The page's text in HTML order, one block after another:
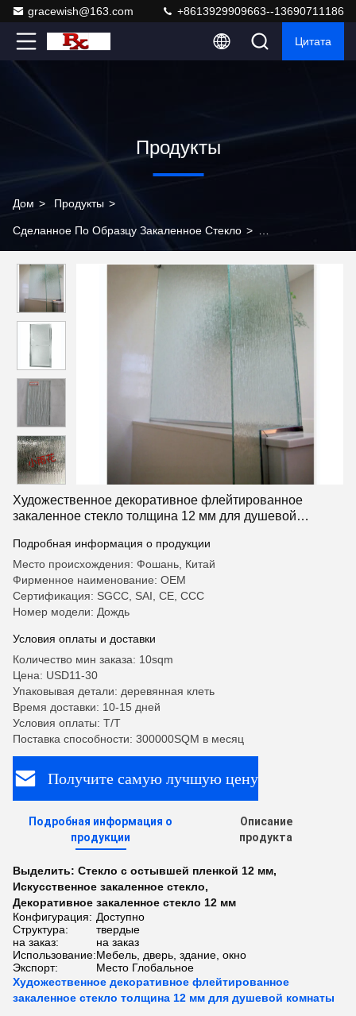
gracewish@163.com +8613929909663--13690711186
Цитата
Продукты
Дом > Продукты >
Сделанное По Образцу Закаленное Стекло >
стекло толщина 12 мм для душевой комнаты
Художественное декоративное флейтированное
закаленное стекло толщина 12 мм для душевой
Подробная информация о продукции
Место происхождения: Фошань, Китай
Фирменное наименование: OEM
Сертификация: SGCC, SAI, CE, CCC
Номер модели: Дождь
Условия оплаты и доставки
Количество мин заказа: 10sqm
Цена: USD11-30
Упаковывая детали: деревянная клеть
Время доставки: 10-15 дней
Условия оплаты: T/T
Поставка способности: 300000SQM в месяц
Получите самую лучшую цену
Подробная информация о
продукции
Описание
продукта
Выделить: Стекло с остывшей пленкой 12 мм,
Искусственное закаленное стекло,
Декоративное закаленное стекло 12 мм
Конфигурация: Доступно
Структура:
твердые
на заказ:
на заказ
Использование:Мебель, дверь, здание, окно
Экспорт:
Место Глобальное
Художественное декоративное флейтированное
закаленное стекло толщина 12 мм для душевой комнаты